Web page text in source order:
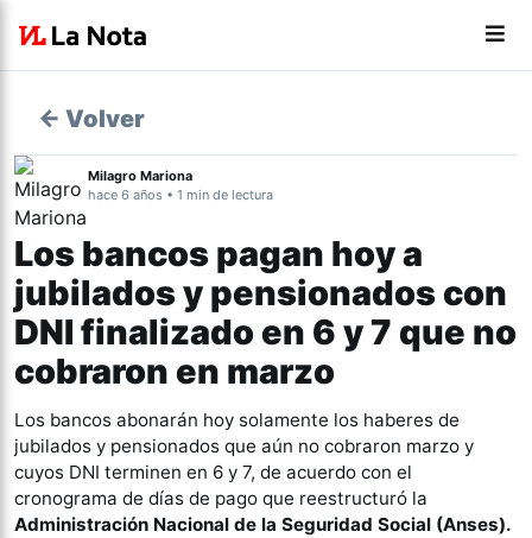
← Volver
Milagro Mariona
hace 6 años • 1 min de lectura
Los bancos pagan hoy a
jubilados y pensionados con
DNI finalizado en 6 y 7 que no
cobraron en marzo
Los bancos abonarán hoy solamente los haberes de
jubilados y pensionados que aún no cobraron marzo y
cuyos DNI terminen en 6 y 7, de acuerdo con el
cronograma de días de pago que reestructuró la
Administración Nacional de la Seguridad Social (Anses).